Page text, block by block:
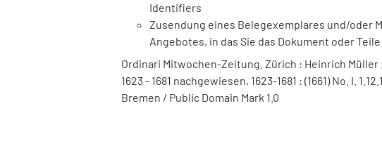
Identifiers
Zusendung eines Belegexemplares und/oder
Angebotes, in das Sie das Dokument oder
Ordinari Mitwochen-Zeitung. Zürich : Heinrich
1623 - 1681 nachgewiesen, 1623-1681 : (1661) No. I.
Bremen / Public Domain Mark 1.0